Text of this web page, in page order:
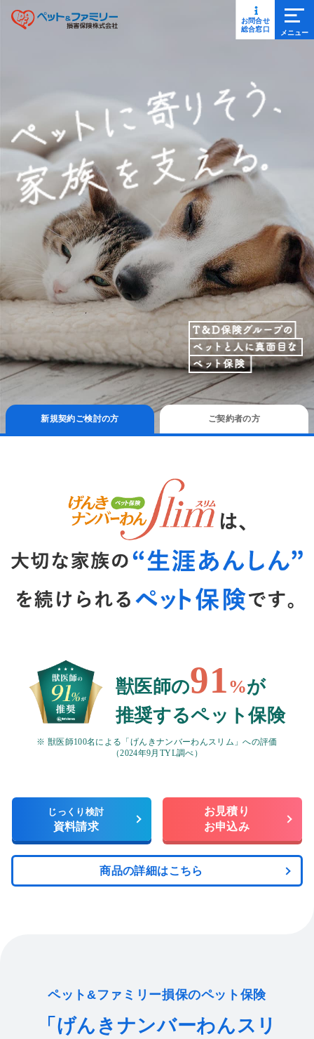
ペット保険(犬・猫)のペット＆
お問合せ
総合窓口
新規契約ご検討の方 ご契約者の方
獣医師の91%が
推奨するペット保険
※ 獣医師100名による「げんきナンバーわんスリム」への評価
（2024年9月TYL調べ）
じっくり検討
資料請求
お見積り
お申込み
商品の詳細はこちら
ペット&ファミリー損保のペット保険
「げんきナンバーわんスリ